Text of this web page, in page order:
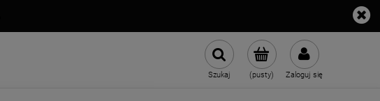
(pusty) Zaloguj się
Szukaj